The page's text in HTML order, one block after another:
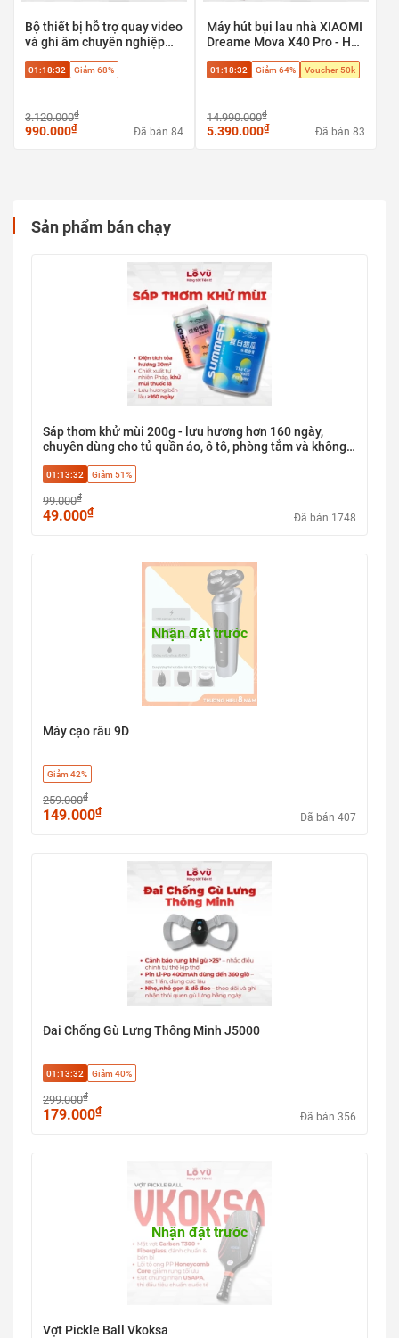
Bộ thiết bị hỗ trợ quay video
và ghi âm chuyên nghiệp
máy ảnh & điện thoại
01:18:31 Giảm 68%
3.120.000₫
990.000₫ Đã bán 84
Máy hút bụi lau nhà XIAOMI
Dreame Mova X40 Pro - Hút
Phù hợp sàn gạch, sàn gỗ,
01:18:31 Giảm 64% Voucher 50k
14.990.000₫
5.390.000₫ Đã bán 83
Sản phẩm bán chạy
Sáp thơm khử mùi 200g - lưu hương hơn 160 ngày,
chuyên dùng cho tủ quần áo, ô tô, phòng tắm và không
01:13:31 Giảm 51%
99.000₫
49.000₫ Đã bán 1748
Nhận đặt trước
Máy cạo râu 9D
Giảm 42%
259.000₫
149.000₫ Đã bán 407
Đai Chống Gù Lưng Thông Minh J5000
01:13:31 Giảm 40%
299.000₫
179.000₫ Đã bán 356
Nhận đặt trước
Vợt Pickle Ball Vkoksa